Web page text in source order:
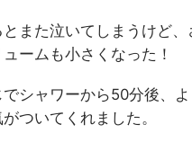
また泣いてしまうけど
ームも小さくなった！
シャワーから50分後、
ついてくれました。